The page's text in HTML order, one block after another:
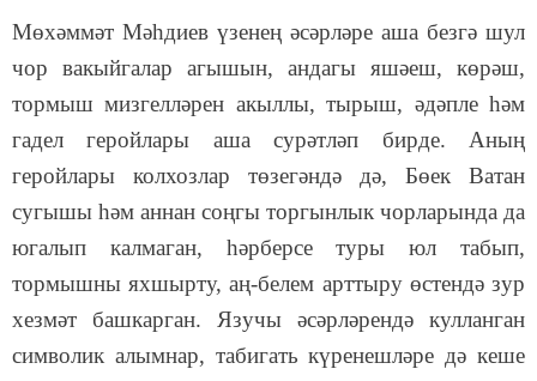
Мөхәммәт Мәһдиев үзенең әсәрләре аша безгә шул
чор вакыйгалар агышын, андагы яшәеш, көрәш,
тормыш мизгелләрен акыллы, тырыш, әдәпле һәм
гадел геройлары аша сурәтләп бирде. Аның
геройлары колхозлар төзегәндә дә, Бөек Ватан
сугышы һәм аннан соңгы торгынлык чорларында да
югалып калмаган, һәрберсе туры юл табып,
тормышны яхшырту, аң-белем арттыру өстендә зур
хезмәт башкарган. Язучы әсәрләрендә кулланган
символик алымнар, табигать күренешләре дә кеше